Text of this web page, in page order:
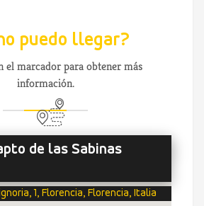
puedo llegar?
el marcador para obtener más
información.
de las Sabinas
1, Florencia, Florencia, Italia